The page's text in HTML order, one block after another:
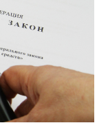
info@cifra.eco
База знаний
Календарь
отчетности